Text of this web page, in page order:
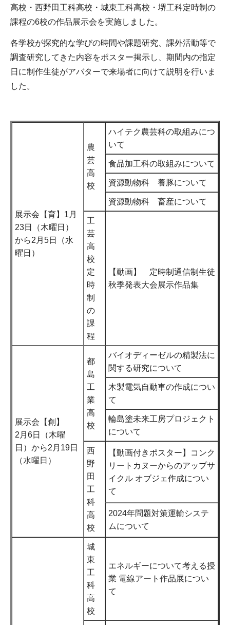
高校・西野田工科高校・城東工科高校・堺工科定時制の
課程の6校の作品展示会を実施しました。
各学校が探究的な学びの時間や課題研究、課外活動等で
調査研究してきた内容をポスター掲示し、期間内の指定
日に制作生徒がアバターで来場者に向けて説明を行いま
した。
展示会【育】1月
23日（木曜日）
から2月5日（水
曜日）
農
芸
高
校
ハイテク農芸科の取組みにつ
いて
食品加工科の取組みについて
資源動物科 養豚について
資源動物科 畜産について
工
芸
高
校
定
時
制
の
課
程
【動画】 定時制通信制生徒
秋季発表大会展示作品集
展示会【創】
2月6日（木曜
日）から2月19日
（水曜日）
都
島
工
業
高
校
バイオディーゼルの精製法に
関する研究について
木製電気自動車の作成につい
て
輪島塗未来工房プロジェクト
について
西
野
田
工
科
高
校
【動画付きポスター】コンク
リートカヌーからのアップサ
イクル オブジェ作成につい
て
2024年問題対策運輸システ
ムについて
城
東
工
科
高
校
エネルギーについて考える授
業 電線アート作品展につい
て